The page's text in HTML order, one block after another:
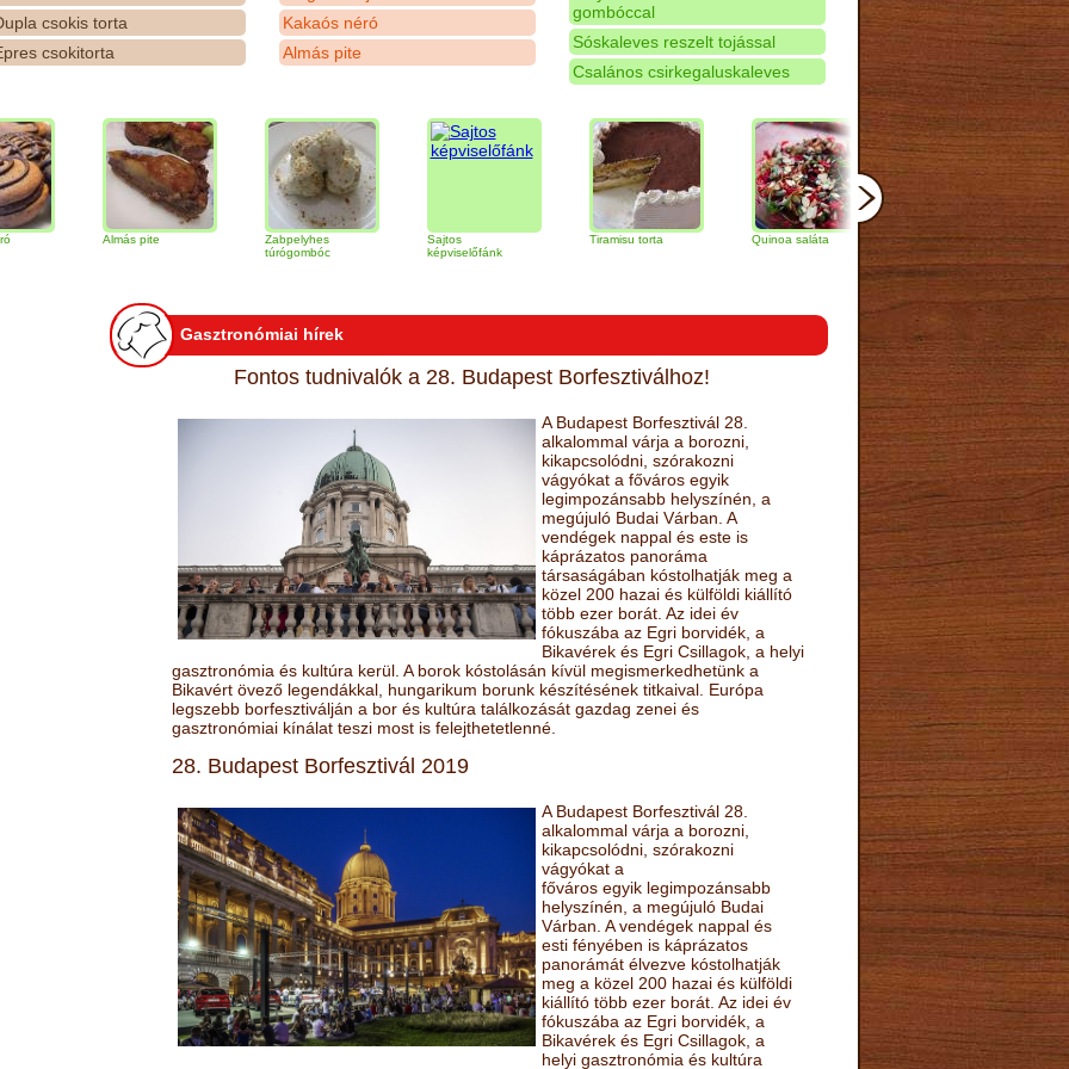
csokis torta
csokitorta
Kakaós néró
Almás pite
gombóccal
Sóskaleves reszelt tojással
Csalános csirkegaluskaleves
Almás pite
Zabpelyhes
túrógombóc
képviselőfánk
Tiramisu torta Quinoa saláta Mandulás kifli
Gasztronómiai hírek
Fontos tudnivalók a 28. Budapest Borfesztiválhoz!
A Budapest Borfesztivál 28.
alkalommal várja a borozni,
kikapcsolódni, szórakozni
vágyókat a főváros egyik
legimpozánsabb helyszínén, a
megújuló Budai Várban. A
vendégek nappal és este is
káprázatos panoráma
társaságában kóstolhatják meg a
közel 200 hazai és külföldi kiállító
több ezer borát. Az idei év
fókuszába az Egri borvidék, a
Bikavérek és Egri Csillagok, a helyi
gasztronómia és kultúra kerül. A borok kóstolásán kívül megismerkedhetünk a
Bikavért övező legendákkal, hungarikum borunk készítésének titkaival. Európa
legszebb borfesztiválján a bor és kultúra találkozását gazdag zenei és
gasztronómiai kínálat teszi most is felejthetetlenné.
28. Budapest Borfesztivál 2019
A Budapest Borfesztivál 28.
alkalommal várja a borozni,
kikapcsolódni, szórakozni
vágyókat a
főváros egyik legimpozánsabb
helyszínén, a megújuló Budai
Várban. A vendégek nappal és
esti fényében is káprázatos
panorámát élvezve kóstolhatják
meg a közel 200 hazai és külföldi
kiállító több ezer borát. Az idei év
fókuszába az Egri borvidék, a
Bikavérek és Egri Csillagok, a
helyi gasztronómia és kultúra